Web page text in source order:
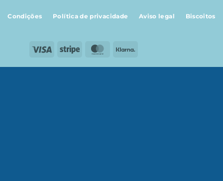
Visa Stripe MasterCard
Condições Política de privacidade Aviso legal Biscoitos